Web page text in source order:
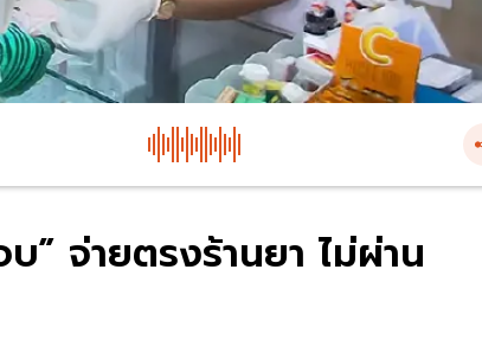
” จ่ายตรงร้านยา ไม่ผ่าน